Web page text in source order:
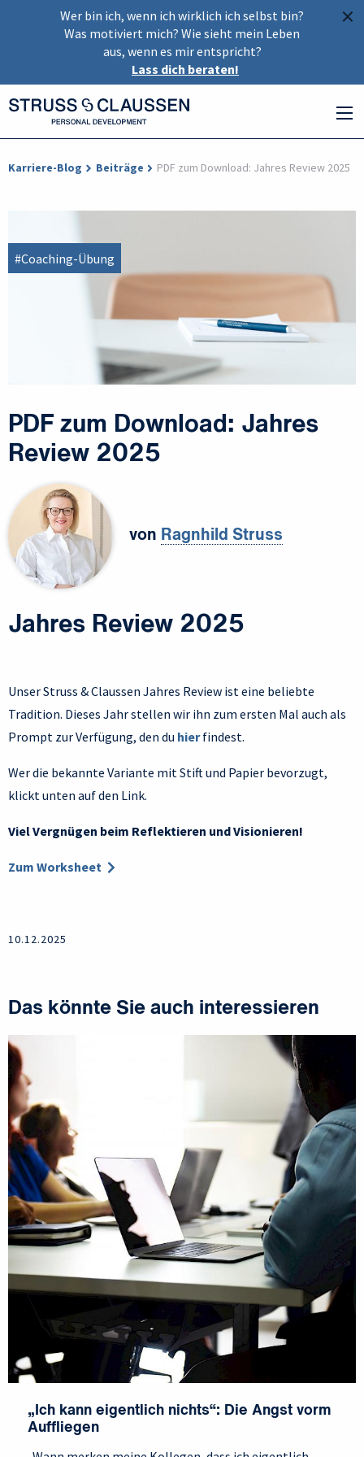
×
Wer bin ich, wenn ich wirklich ich selbst bin?
Was motiviert mich? Wie sieht mein Leben
aus, wenn es mir entspricht?
Lass dich beraten!
Karriere-Blog Beiträge PDF zum Download: Jahres Review 2025
#Coaching-Übung
PDF zum Download: Jahres
Review 2025
von Ragnhild Struss
Jahres Review 2025
Unser Struss & Claussen Jahres Review ist eine beliebte
Tradition. Dieses Jahr stellen wir ihn zum ersten Mal auch als
Prompt zur Verfügung, den du hierfindest.
Wer die bekannte Variante mit Stift und Papier bevorzugt,
klickt unten auf den Link.
Viel Vergnügen beim Reflektieren und Visionieren!
Zum Worksheet
10.12.2025
Das könnte Sie auch interessieren
„Ich kann eigentlich nichts“: Die Angst vorm
Auffliegen